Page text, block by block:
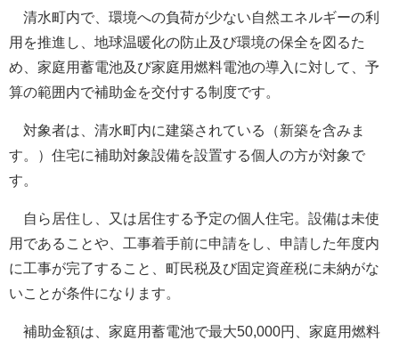
清水町内で 、環境への負荷が少ない自然エネルギーの利
用を推進し、地球温暖化の防止及び環境の保全を図るた
め、家庭用蓄電池及び家庭用燃料電池の導入に対して、予
算の範囲内で補助金を交付する制度です。
対象者は、清水町内に建築されている（新築を含みま
す。）住宅に補助対象設備を設置する個人の方が対象で
す。
自ら居住し、又は居住する予定の個人住宅。設備は未使
用であることや、 工事着手前に申請をし、申請した年度内
に工事が完了すること、 町民税及び固定資産税に未納がな
いことが条件になります。
補助金額は、 家庭用蓄電池で最大50,000円、 家庭用燃料